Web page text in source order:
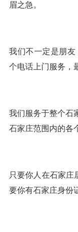
眉之急。
我们不一定是朋
个电话上门服务，
我们服务于整个
石家庄范围内的各
只要你人在石家
要你有石家庄身份